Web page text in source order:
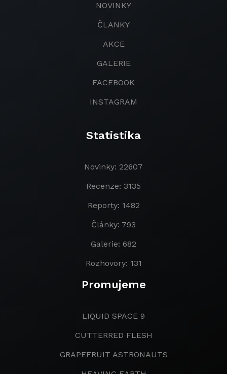
NOVINKY
ČLANKY
AKCE
GALERIE
FACEBOOK
INSTAGRAM
Statistika
Novinky: 22607
Recenze: 3135
Reporty: 1482
Články: 793
Galerie: 682
Rozhovory: 131
Promujeme
LIQUID SPACE 9
CUTTERRED FLESH
GRAPEFRUIT ASTRONAUTS